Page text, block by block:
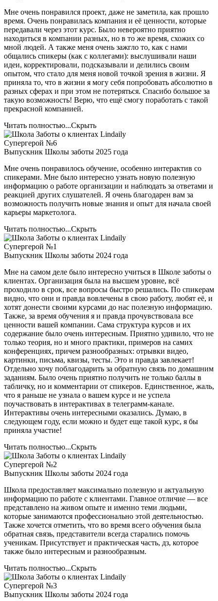
Мне очень понравился проект, даже не заметила, как прошло
время. Очень понравилась компания и её ценности, которые
передавали через этот курс. Было невероятно приятно
находиться в компании разных, но в то же время, схожих со
мной людей. А также меня очень зажгло то, как с нами
общались спикеры (как с коллегами): выслушивали наши
идеи, корректировали, подсказывали и делились своим
опытом, что стало для меня новой точкой зрения в жизни. Я
приняла то, что в жизни я могу себя попробовать абсолютно в
разных сферах и при этом не потеряться. Спасибо большое за
такую возможность! Верю, что ещё смогу поработать с такой
прекрасной компанией.
Читать полностью...Скрыть
Супергерой №6
Выпускник Школы заботы 2025 года
Мне очень понравилось обучение, особенно интерактив со
спикерами. Мне было интересно узнать новую полезную
информацию о работе организации и наблюдать за ответами и
реакцией других слушателей. Я очень благодарен вам за
возможность получить новые знания и опыт для начала своей
карьеры маркетолога.
Читать полностью...Скрыть
Супергерой №1
Выпускник Школы заботы 2024 года
Мне на самом деле было интересно учиться в Школе заботы о
клиентах. Организация была на высшем уровне, всё
проходило в срок, все вопросы быстро решались. По спикерам
видно, что они и правда вовлечены в свою работу, любят её, и
хотят донести своими курсами до нас полезную информацию.
Также, за время обучения я и правда прочувствовала все
ценности вашей компании. Сама структура курсов и их
содержание было очень интересным. Приятно удивило, что не
только теория, но и много практики, примеров на самих
конференциях, причем разнообразных: отрывки видео,
картинки, письма, квизы, тесты. Это и правда завлекает!
Отдельно хочу поблагодарить за обратную связь по домашним
заданиям. Было очень приятно получить не только баллы в
табличку, но и комментарии от спикеров. Единственное, жаль,
что я раньше не узнала о вашем курсе и не успела
поучаствовать в интерактивах в телеграмм-канале.
Интерактивы очень интересными оказались. Думаю, в
следующем году, если можно и будет еще такой курс, я бы
приняла участие!
Читать полностью...Скрыть
Супергерой №2
Выпускник Школы заботы 2024 года
Школа предоставляет максимально полезную и актуальную
информацию по работе с клиентами. Главное отличие — все
представлено на живом опыте и именно теми людьми,
которые занимаются профессионально этой деятельностью.
Также хочется отметить, что во время всего обучения была
обратная связь, представители всегда старались помочь
ученикам. Присутствует и практическая часть, дз, которое
также было интересным и разнообразным.
Читать полностью...Скрыть
Супергерой №3
Выпускник Школы заботы 2024 года